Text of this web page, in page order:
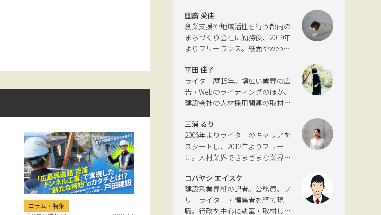
コラム・特集
っている。自動車新聞社モビリテ
ィビジネス専門誌『LIGARE』初代
編集長を経て、2013年に独立。国
土交通省の「自転車の活用推進に
審議会交通体系分科会第15回地域
公共交通部会」、「MaaS関連デー
タ検討会」、SIP第2期自動運転
（システムとサービスの拡張）ピ
任。
國廣 愛佳
創業支援や地域活性を行う都内の
まちづくり会社に勤務後、2019年
よりフリーランス。紙面やwebサ
ーライティングなどの執筆を中心
に、ジャンルを問わず活動。四国
にある築100年の実家をどう生かす
かが長年の悩み。
平田 佳子
ライター歴15年。幅広い業界の広
告・Webのライティングのほか、
建設会社の人材採用関連の取材・
父が土木・建設の仕事をしていた
ため、小さな頃から憧れあり。
三浦 るり
2006年よりライターのキャリアを
スタートし、2012年よりフリー
に。人材業界でさまざまな業界・
幅広くライティングを手掛ける。
現在は特に建築や不動産、さらに
はDX分野を探究中。
コバヤシ エイスケ
建設系業界紙の記者。公務員、フ
リーライター・編集者を経て現
職。行政を中心に執筆・取材して